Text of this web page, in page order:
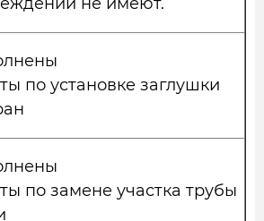
по установке заглушки
по замене участка трубы